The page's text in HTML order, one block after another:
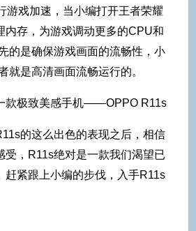
游戏加速，当小编打开王者荣耀
内存，为游戏调动更多的CPU和
的是确保游戏画面的流畅性，小
就是高清画面流畅运行的。
的这么出色的表现之后，相信
受，R11s绝对是一款我们渴望已
赶紧跟上小编的步伐，入手R11s